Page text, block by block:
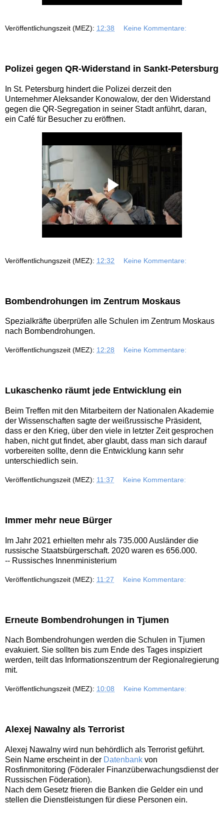
Veröffentlichungszeit (MEZ): 12:38 Keine Kommentare:
Polizei gegen QR-Widerstand in Sankt-Petersburg
In St. Petersburg hindert die Polizei derzeit den
Unternehmer Aleksander Konowalow, der den Widerstand
gegen die QR-Segregation in seiner Stadt anführt, daran,
ein Café für Besucher zu eröffnen.
Veröffentlichungszeit (MEZ): 12:32 Keine Kommentare:
Bombendrohungen im Zentrum Moskaus
Spezialkräfte überprüfen alle Schulen im Zentrum Moskaus
nach Bombendrohungen.
Veröffentlichungszeit (MEZ): 12:28 Keine Kommentare:
Lukaschenko räumt jede Entwicklung ein
Beim Treffen mit den Mitarbeitern der Nationalen Akademie
der Wissenschaften sagte der weißrussische Präsident,
dass er den Krieg, über den viele in letzter Zeit gesprochen
haben, nicht gut findet, aber glaubt, dass man sich darauf
vorbereiten sollte, denn die Entwicklung kann sehr
unterschiedlich sein.
Veröffentlichungszeit (MEZ): 11:37 Keine Kommentare:
Immer mehr neue Bürger
Im Jahr 2021 erhielten mehr als 735.000 Ausländer die
russische Staatsbürgerschaft. 2020 waren es 656.000.
-- Russisches Innenministerium
Veröffentlichungszeit (MEZ): 11:27 Keine Kommentare:
Erneute Bombendrohungen in Tjumen
Nach Bombendrohungen werden die Schulen in Tjumen
evakuiert. Sie sollten bis zum Ende des Tages inspiziert
werden, teilt das Informationszentrum der Regionalregierung
mit.
Veröffentlichungszeit (MEZ): 10:08 Keine Kommentare:
Alexej Nawalny als Terrorist
Alexej Nawalny wird nun behördlich als Terrorist geführt.
Sein Name erscheint in der Datenbank von
Rosfinmonitoring (Föderaler Finanzüberwachungsdienst der
Russischen Föderation).
Nach dem Gesetz frieren die Banken die Gelder ein und
stellen die Dienstleistungen für diese Personen ein.